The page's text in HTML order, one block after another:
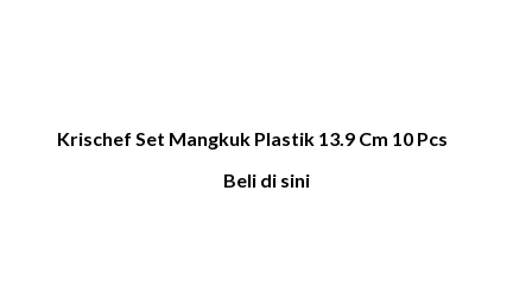
Krischef Set Mangkuk Plastik 13.9 Cm 10 Pcs
Beli di sini